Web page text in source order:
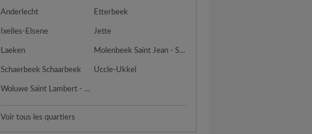
Anderlecht Etterbeek
Ixelles-Elsene Jette
Laeken Molenbeek Saint Jean - Sint Jans Molenbeek
Schaerbeek Schaarbeek Uccle-Ukkel
Woluwe Saint Lambert - Sint Lambrechts Woluwe
Voir tous les quartiers